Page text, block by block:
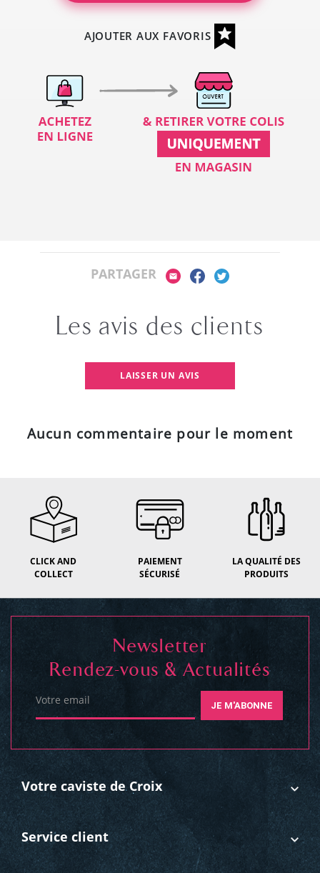
AJOUTER AUX FAVORIS
PARTAGER
Les avis des clients
LAISSER UN AVIS
Aucun commentaire pour le moment
CLICK AND
COLLECT
PAIEMENT
SÉCURISÉ
LA QUALITÉ DES
PRODUITS
Votre caviste de Croix
Service client
Newsletter
Rendez-vous & Actualités
Votre email JE M'ABONNE